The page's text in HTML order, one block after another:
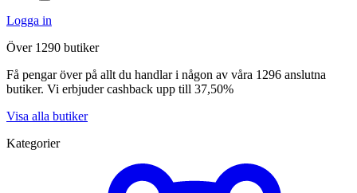
Logga in
Över 1290 butiker
Få pengar över på allt du handlar i någon av våra 1296 anslutna
butiker. Vi erbjuder cashback upp till 37,50%
Visa alla butiker
Kategorier